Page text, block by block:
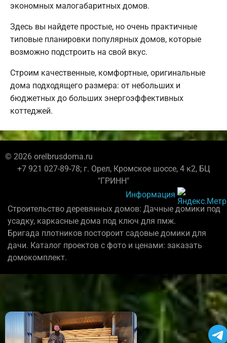
экономных малогабаритных домов.
Здесь вы найдете простые, но очень практичные
типовые планировки популярных домов, которые
возможно подстроить на свой вкус.
Строим качественные, комфортные, оригинальные
дома подходящего размера: от небольших и
бюджетных до больших энергоэффективных
коттеджей.
© 2026 orelbrusdoma.ru
+7 921 027-89-78; г. Орел, Кромское шоссе, 4 к2, БЦ
"ГРИНН"
Информация
Строительство деревянных домов: Дачные домики под
усадку, каркасные дома под ключ для пмж.
Бригада плотников постороит садовые домики для
дачи. Каталог проектов с фото и ценами: заказать
домокомплект.